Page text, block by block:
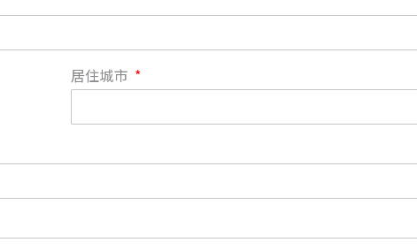
居住城市
【會費】
入會費新臺幣1200元，於會員入會時繳納；常年會費
元，於每年度繳納。
戶名: 社團法人台灣自律神經健康培訓暨發展協會